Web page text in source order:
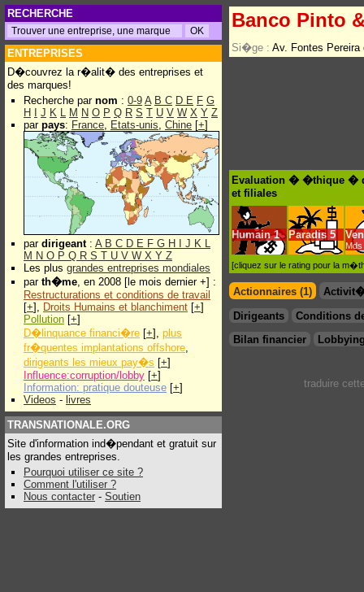
RECHERCHE
ENTREPRISES
D�couvrez la r�alit� des entreprises et
des marques!
Recherche par nom : 0-9 A B C D E F G
H
J K L M N O P Q R S T U V W X Y Z
par pays: France, Etats-unis, Chine [+]
par dirigeant: A B C D E F G H J K L
M N O P Q R S T U V W X Y Z
Les plus grandes entreprises mondiales
par th�me, en 2008 [le mois dernier +] :
Restructurations et conditions de travail
[+], Droits Humains et blanchiment [+]
Pollution [+]
D�linquance financi�re [+], plus
fr�quentes implantations offshore,
dirigeants les mieux pay�s [+]
Influence:corruption/lobby [+]
Information: pratique douteuse [+]
Videos - livres
TRANSNATIONALE.ORG
Site d'information ind�pendant et gratuit sur
les grandes entreprises.
Pourquoi utiliser ce site ?
Comment l'utiliser ?
Nous contacter - Soutien
Banco Pinto
Si�ge : Av. Fontes
Evaluation � �thique �
et filiales
Humain 1 Paradis 5
[cliquez sur le rating pour la
Actionnaires (1)
Dirigeants
Conditions
Bilan financier
traduire